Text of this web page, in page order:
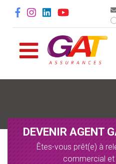
Social menu
DEVENIR AGENT
Êtes-vous prêt(e) à
commercial et